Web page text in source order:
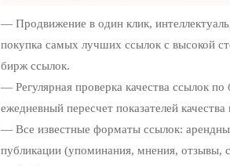
— Продвижение в один клик,
покупка самых лучших ссылок с высокой
бирж ссылок.
— Регулярная проверка качества ссылок
ежедневный пересчет показателей качества
— Все известные форматы ссылок:
публикации (упоминания, мнения, отзывы,